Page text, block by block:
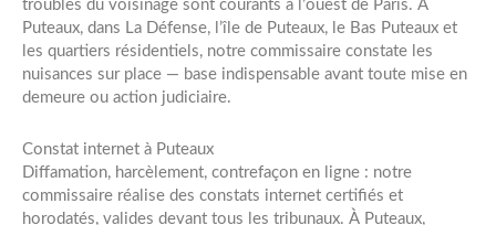
troubles du voisinage sont courants à l’ouest de Paris. À
Puteaux, dans La Défense, l’île de Puteaux, le Bas Puteaux et
les quartiers résidentiels, notre commissaire constate les
nuisances sur place — base indispensable avant toute mise en
demeure ou action judiciaire.
Constat internet à Puteaux
Diffamation, harcèlement, contrefaçon en ligne : notre
commissaire réalise des constats internet certifiés et
horodatés, valides devant tous les tribunaux. À Puteaux,